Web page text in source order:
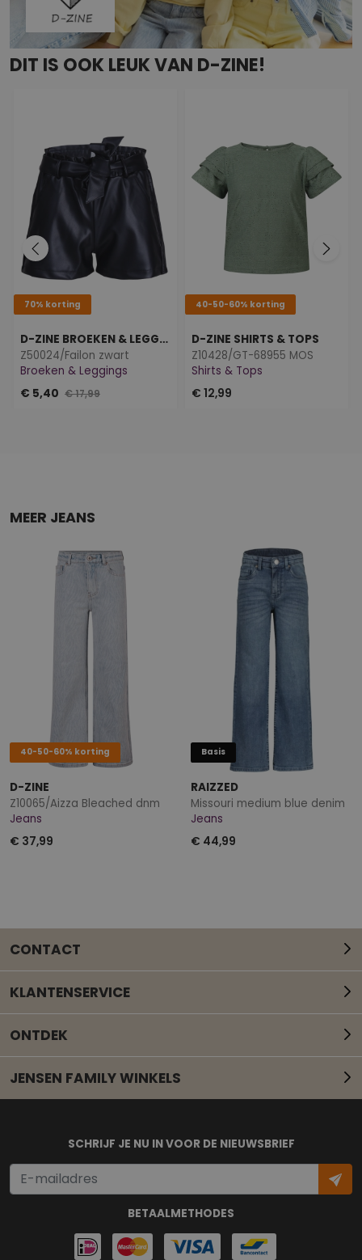
DIT IS OOK LEUK VAN D-ZINE!
70% korting
D-ZINE BROEKEN & LEGGINGS
Z50024/Failon zwart
Broeken & Leggings
€ 5,40 € 17,99
40-50-60% korting
D-ZINE SHIRTS & TOPS
Z10428/GT-68955 MOS
Shirts & Tops
€ 12,99
MEER JEANS
40-50-60% korting
D-ZINE
Z10065/Aizza Bleached dnm
Jeans
€ 37,99
Basis
RAIZZED
Missouri medium blue denim
Jeans
€ 44,99
CONTACT
Mail onze klantenservice
KLANTENSERVICE
ONTDEK
JENSEN FAMILY WINKELS
BETAALMETHODES
SCHRIJF JE NU IN VOOR DE NIEUWSBRIEF